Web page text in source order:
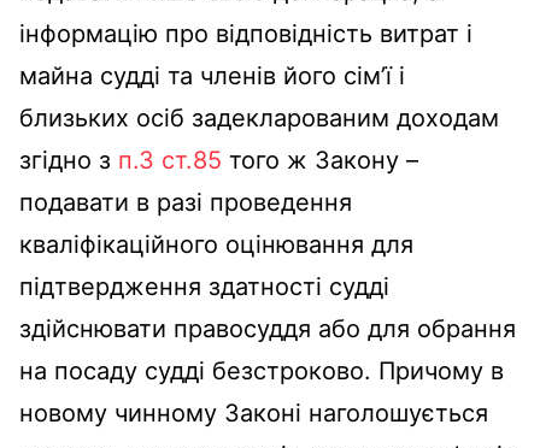
інформацію про відповідність витрат і
майна судді та членів його сім’ї і
близьких осіб задекларованим доходам
згідно з п.3 ст.85 того ж Закону –
подавати в разі проведення
кваліфікаційного оцінювання для
підтвердження здатності судді
здійснювати правосуддя або для обрання
на посаду судді безстроково. Причому в
новому чинному Законі наголошується